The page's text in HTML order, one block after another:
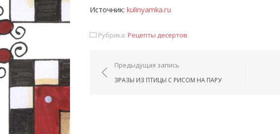
Источник: kulinyamka.ru
Рубрика: Рецепты десертов
Навигация по записям
Предыдущая запись
ЗРАЗЫ ИЗ ПТИЦЫ С РИСОМ НА ПАРУ